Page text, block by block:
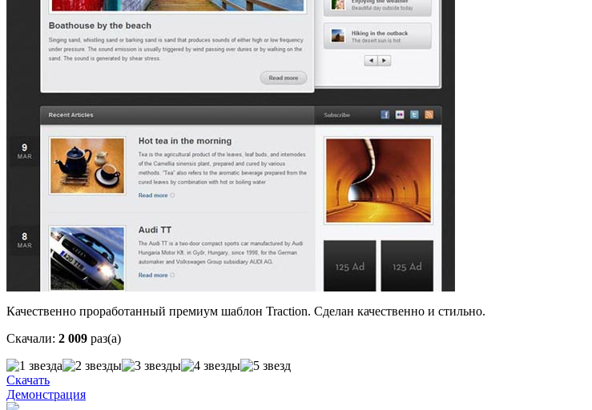
Качественно проработанный премиум шаблон Traction. Сделан качественно и стильно.
Скачали: 2 009 раз(а)
Скачать
Демонстрация